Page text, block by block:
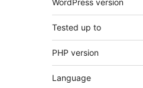
Tested up to
PHP version
Language